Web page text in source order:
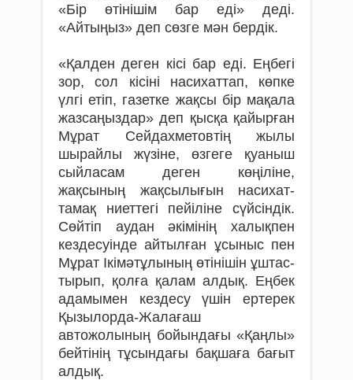
«Бір өтінішім бар еді» деді.
«Айтыңыз» деп сөзге мән бердік.
«Қалден деген кісі бар еді. Еңбегі
зор, сол кісіні насихаттап, көпке
үлгі етіп, газетке жақсы бір мақала
жазсаңыздар» деп қысқа қайырған
Мұрат Сейдахметовтің жылы
шырайлы жүзіне, өзгеге қуаныш
сыйласам деген көңі­ліне,
жақсының жақсылығын насихат­
тамақ ниеттегі пейіліне сүйсіндік.
Сөйтіп аудан әкімінің халықпен
кездесуінде айтылған ұсыныс пен
Мұрат Ікімәтұлының өтінішін ұштас­
тырып, қолға қалам алдық. Еңбек
адамымен кездесу үшін ертерек
Қызылорда-Жалағаш
автожолының бойындағы «Қаң­лы»
бейтінің тұсындағы бақшаға бағыт
алдық.